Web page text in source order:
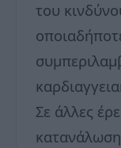
του
Σε άλλες